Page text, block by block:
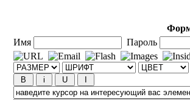
Имя
Пароль